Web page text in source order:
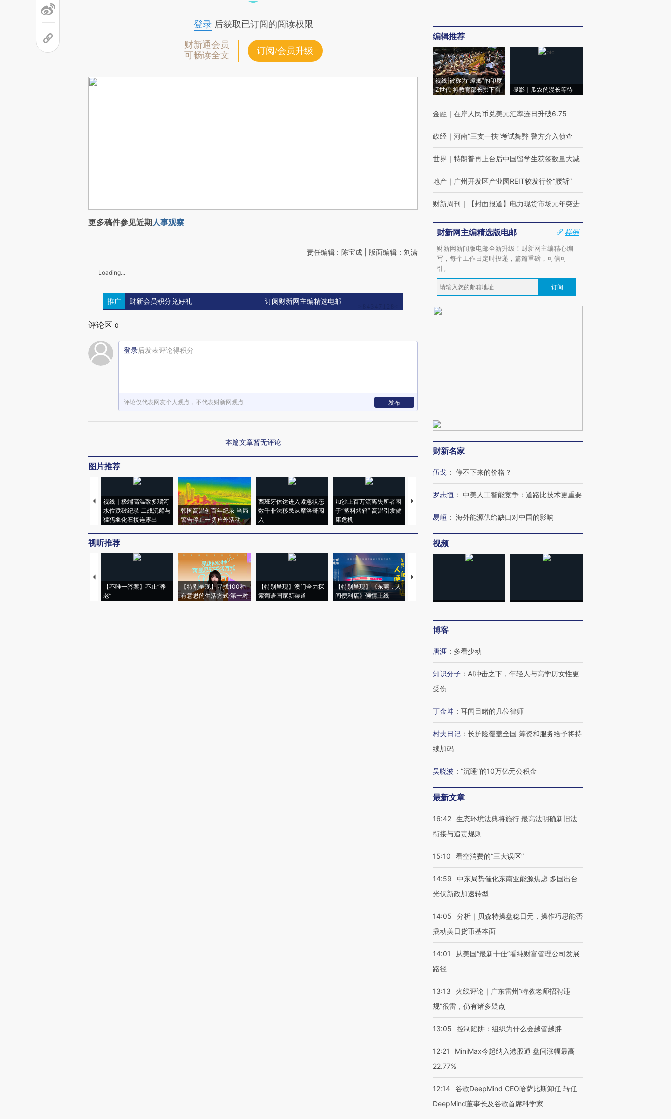
登录后获取已订阅的阅读权限
财新通会员
可畅读全文
订阅/会员升级
更多稿件参见近期人事观察
责任编辑：陈宝成 | 版面编辑：刘潇
Loading...
推广 财新会员积分兑好礼 订阅财新网主编精选电邮
评论区 0
登录后发表评论得积分
评论仅代表网友个人观点，不代表财新网观点 发布
本篇文章暂无评论
图片推荐
视线｜极端高温致多瑙河
水位跌破纪录 二战沉船与
猛犸象化石接连露出
韩国高温创百年纪录 当局
警告停止一切户外活动
西班牙休达进入紧急状态
数千非法移民从摩洛哥闯
入
加沙上百万流离失所者困
于“塑料烤箱” 高温引发健
康危机
马航飞行员跨国走私7万
心“花钱找虐”？
视听推荐
【不唯一答案】不止“养
老”
【特别呈现】寻找100种
有意思的生活方式·第一对
【特别呈现】澳门全力探
索葡语国家新渠道
【特别呈现】《东莞，人
间便利店》倾情上线
【推广】走进第四届链博
编辑推荐
视线|被称为“蟑螂”的印度
Z世代 将教育部长拱下台
显影｜瓜农的漫长等待
金融 ｜ 在岸人民币兑美元汇率连日升破6.75
政经 ｜ 河南“三支一扶”考试舞弊 警方介入侦查
世界 ｜ 特朗普再上台后中国留学生获签数量大减
地产 ｜ 广州开发区产业园REIT较发行价“腰斩”
财新周刊 ｜ 【封面报道】电力现货市场元年突进
财新网主编精选版电邮
样例
财新网新闻版电邮全新升级！财新网主编精心编
写，每个工作日定时投递，篇篇重磅，可信可
引。
订阅
财新名家
伍戈 ： 停不下来的价格？
罗志恒 ： 中美人工智能竞争：道路比技术更重要
易峘 ： 海外能源供给缺口对中国的影响
视频
博客
唐涯 ： 多看少动
知识分子 ： AI冲击之下，年轻人与高学历女性更
受伤
丁金坤 ： 耳闻目睹的几位律师
村夫日记 ： 长护险覆盖全国 筹资和服务给予将持
续加码
吴晓波 ： “沉睡”的10万亿元公积金
最新文章
16:42 生态环境法典将施行 最高法明确新旧法
衔接与追责规则
15:10 看空消费的“三大误区”
14:59
中东局势催化东南亚能源焦虑 多国出台
光伏新政加速转型
14:05
分析｜贝森特操盘稳日元，操作巧思能否
撬动美日货币基本面
14:01
从美国“最新十佳”看纯财富管理公司发展
路径
13:13
火线评论｜广东雷州“特教老师招聘违
规”很雷，仍有诸多疑点
13:05 控制陷阱：组织为什么会越管越胖
12:21
MiniMax今起纳入港股通 盘间涨幅最高
22.77%
12:14 谷歌DeepMind CEO哈萨比斯卸任 转任
DeepMind董事长及谷歌首席科学家